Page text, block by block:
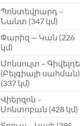
Պոնտեվրարդ –
Նանտ (347 կմ)
Փարիզ — Կան (226
կմ)
Մոնսուլտ – Գիվելդե
(Բելգիայի սահման)
(337 կմ)
Վիերզոն –
Մոնտոբան (428 կմ)